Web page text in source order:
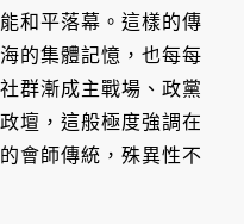
和平落幕。這樣的傳
的集體記憶，也每每
群漸成主戰場、政黨
壇，這般極度強調在
會師傳統，殊異性不